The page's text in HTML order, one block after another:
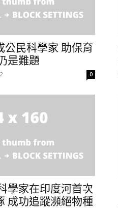
公民科學家 助保育
是難題
0
學家在印度河首次
成功追蹤瀕絕物種